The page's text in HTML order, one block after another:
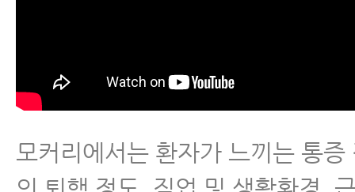
모커리에서는 환자가 느끼는 통증